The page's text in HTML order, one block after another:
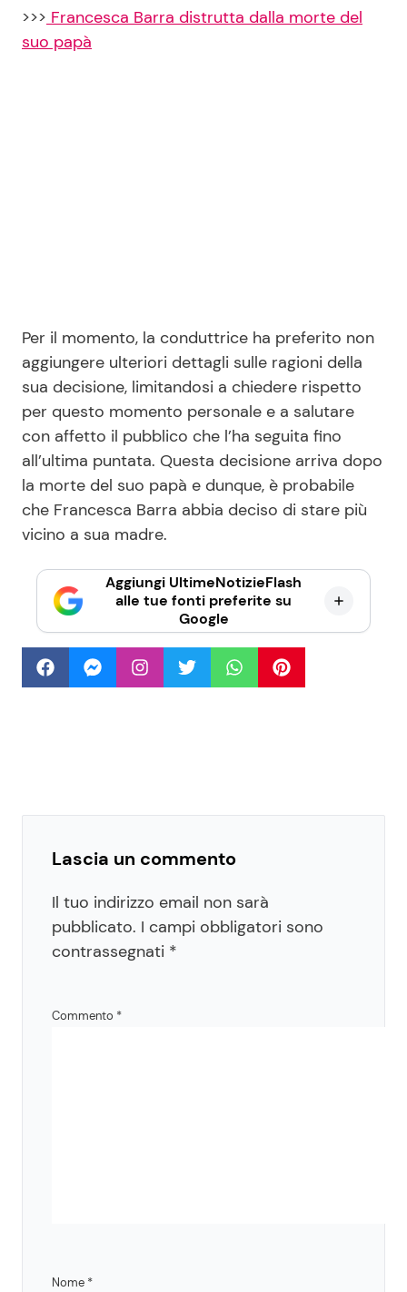
>>> Francesca Barra distrutta dalla morte del
suo papà
Per il momento, la conduttrice ha preferito non
aggiungere ulteriori dettagli sulle ragioni della
sua decisione, limitandosi a chiedere rispetto
per questo momento personale e a salutare
con affetto il pubblico che l’ha seguita fino
all’ultima puntata. Questa decisione arriva dopo
la morte del suo papà e dunque, è probabile
che Francesca Barra abbia deciso di stare più
vicino a sua madre.
Aggiungi UltimeNotizieFlash
alle tue fonti preferite su
Google
Lascia un commento
Il tuo indirizzo email non sarà
pubblicato. I campi obbligatori sono
contrassegnati *
Commento *
Nome *